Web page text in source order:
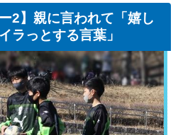
2】親に言われて「嬉し
ラっとする言葉」